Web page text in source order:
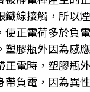
鐵線接觸，所以
使正電荷多於負
塑膠瓶外因為感
正電時，塑膠瓶
帶負電，因為異